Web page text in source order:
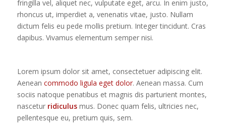
fringilla vel, aliquet nec, vulputate eget, arcu. In enim justo,
rhoncus ut, imperdiet a, venenatis vitae, justo. Nullam
dictum felis eu pede mollis pretium. Integer tincidunt. Cras
dapibus. Vivamus elementum semper nisi.
Lorem ipsum dolor sit amet, consectetuer adipiscing elit.
Aenean commodo ligula eget dolor. Aenean massa. Cum
sociis natoque penatibus et magnis dis parturient montes,
nascetur ridiculusmus. Donec quam felis, ultricies nec,
pellentesque eu, pretium quis, sem.